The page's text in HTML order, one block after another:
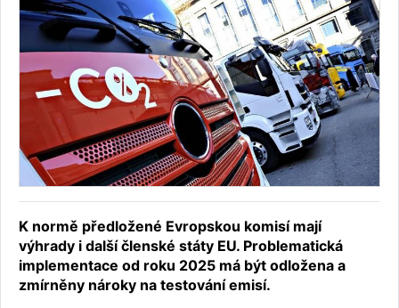
K normě předložené Evropskou komisí mají
výhrady i další členské státy EU. Problematická
implementace od roku 2025 má být odložena a
zmírněny nároky na testování emisí.